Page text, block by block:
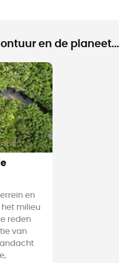
en de planeet...
en
milieu
reden
van